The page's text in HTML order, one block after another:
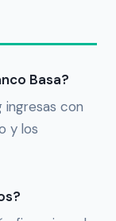
Basa?
ingresas con
y los